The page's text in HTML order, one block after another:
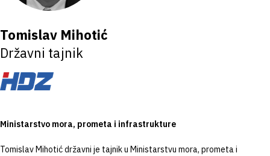
Tomislav Mihotić
Državni tajnik
Ministarstvo mora, prometa i infrastrukture
Tomislav Mihotić državni je tajnik u Ministarstvu mora, prometa i